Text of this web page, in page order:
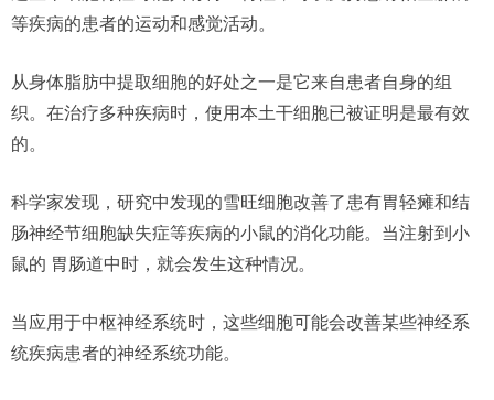
等疾病的患者的运动和感觉活动。
从身体脂肪中提取细胞的好处之一是它来自患者自身的组
织。在治疗多种疾病时，使用本土干细胞已被证明是最有效
的。
科学家发现，研究中发现的雪旺细胞改善了患有胃轻瘫和结
肠神经节细胞缺失症等疾病的小鼠的消化功能。当注射到小
鼠的 胃肠道中时，就会发生这种情况。
当应用于中枢神经系统时，这些细胞可能会改善某些神经系
统疾病患者的神经系统功能。